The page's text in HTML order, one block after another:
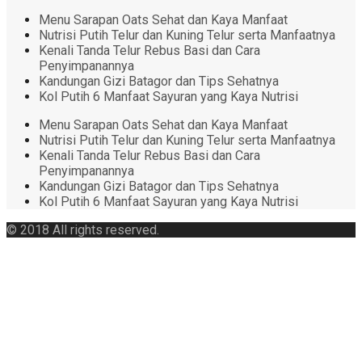
Menu Sarapan Oats Sehat dan Kaya Manfaat
Nutrisi Putih Telur dan Kuning Telur serta Manfaatnya
Kenali Tanda Telur Rebus Basi dan Cara
Penyimpanannya
Kandungan Gizi Batagor dan Tips Sehatnya
Kol Putih 6 Manfaat Sayuran yang Kaya Nutrisi
Menu Sarapan Oats Sehat dan Kaya Manfaat
Nutrisi Putih Telur dan Kuning Telur serta Manfaatnya
Kenali Tanda Telur Rebus Basi dan Cara
Penyimpanannya
Kandungan Gizi Batagor dan Tips Sehatnya
Kol Putih 6 Manfaat Sayuran yang Kaya Nutrisi
© 2018 All rights reserved.